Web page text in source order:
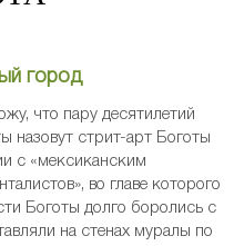
город
что пару десятилетий
назовут стрит-арт Боготы
с «мексиканским
во главе которого
Боготы долго боролись с
на стенах муралы по